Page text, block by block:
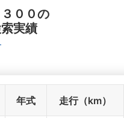
００の
実績
年式 走行（km）